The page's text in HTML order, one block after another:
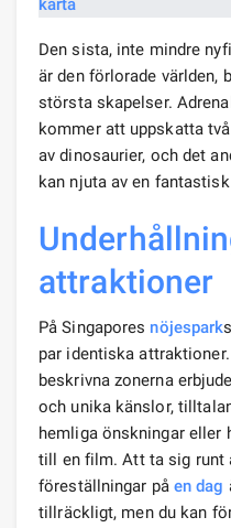
Den sista, inte mindre
är den förlorade världen,
största skapelser.
kommer att uppskatta
av dinosaurier, och det
kan njuta av en
attraktioner
På Singapores nöjespark
par identiska
beskrivna zonerna
och unika känslor,
hemliga önskningar eller
till en film. Att ta sig runt
föreställningar på en dag
tillräckligt, men du kan